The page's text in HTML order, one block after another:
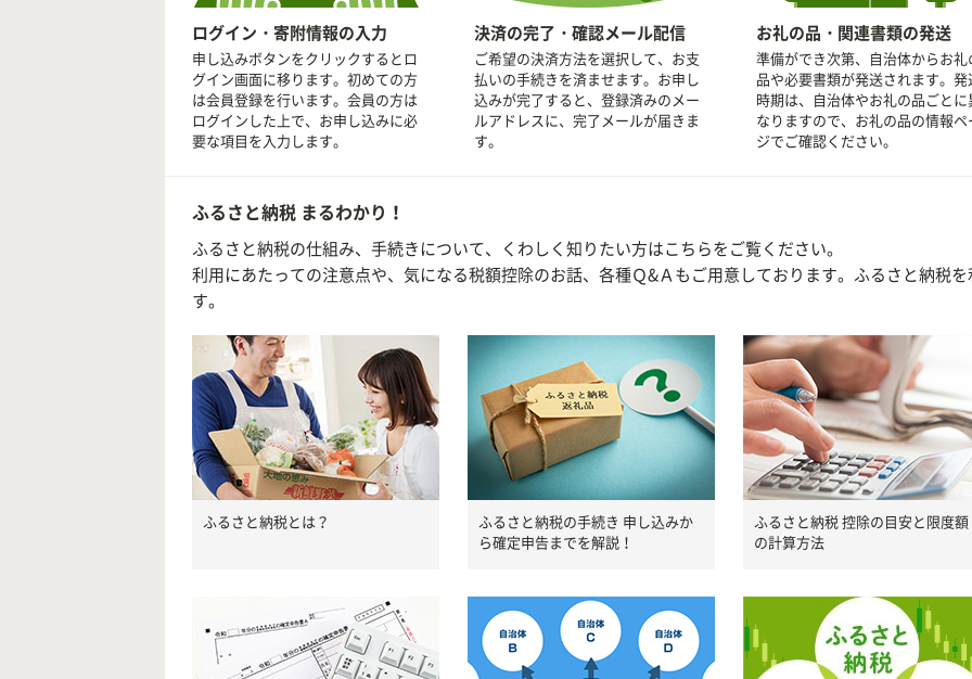
ログイン・寄附情報の入力
申し込みボタンをクリックするとロ
グイン画面に移ります。初めての方
は会員登録を行います。会員の方は
ログインした上で、お申し込みに必
要な項目を入力します。
決済の完了・確認メール配信
ご希望の決済方法を選択して、お支
払いの手続きを済ませます。お申し
込みが完了すると、登録済みのメー
ルアドレスに、完了メールが届きま
す。
お礼の品・関連書類の発送
準備ができ次第、自治体からお礼
品や必要書類が発送されます。発
時期は、自治体やお礼の品ごとに
なりますので、お礼の品の情報ペ
ジでご確認ください。
ふるさと納税 まるわかり！
ふるさと納税の仕組み、手続きについて、くわしく知りたい方はこちらをご覧ください。
利用にあたっての注意点や、気になる税額控除のお話、各種Ｑ&Ａもご用意しております。ふるさと納税
す。
ふるさと納税とは？
ふるさと納税の手続き 申し込みか
ら確定申告までを解説！
ふるさと納税 控除の目安と限度額
の計算方法